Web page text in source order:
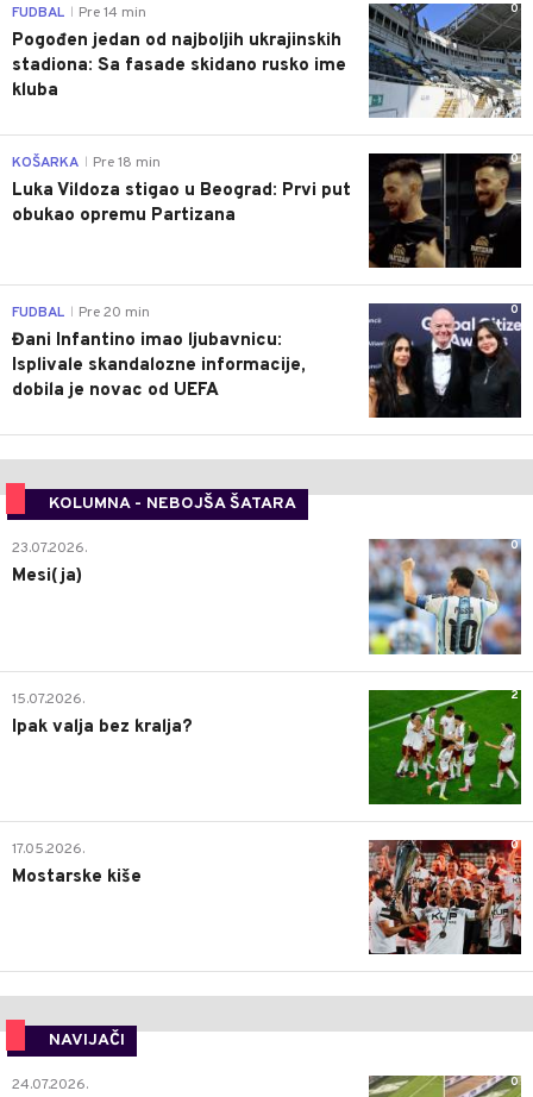
0
FUDBAL Pre 14 min
Pogođen jedan od najboljih ukrajinskih
stadiona: Sa fasade skidano rusko ime
kluba
0
KOŠARKA Pre 18 min
Luka Vildoza stigao u Beograd: Prvi put
obukao opremu Partizana
0
FUDBAL Pre 20 min
Đani Infantino imao ljubavnicu:
Isplivale skandalozne informacije,
dobila je novac od UEFA
KOLUMNA - NEBOJŠA ŠATARA
0
23.07.2026.
Mesi(ja)
2
15.07.2026.
Ipak valja bez kralja?
0
17.05.2026.
Mostarske kiše
NAVIJAČI
0
24.07.2026.